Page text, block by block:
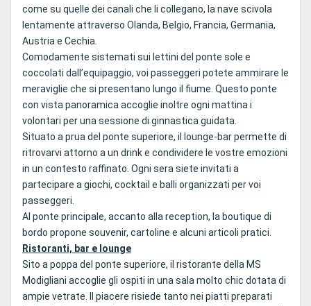
come su quelle dei canali che li collegano, la nave scivola
lentamente attraverso Olanda, Belgio, Francia, Germania,
Austria e Cechia.
Comodamente sistemati sui lettini del ponte sole e
coccolati dall’equipaggio, voi passeggeri potete ammirare le
meraviglie che si presentano lungo il fiume. Questo ponte
con vista panoramica accoglie inoltre ogni mattina i
volontari per una sessione di ginnastica guidata.
Situato a prua del ponte superiore, il lounge-bar permette di
ritrovarvi attorno a un drink e condividere le vostre emozioni
in un contesto raffinato. Ogni sera siete invitati a
partecipare a giochi, cocktail e balli organizzati per voi
passeggeri.
Al ponte principale, accanto alla reception, la boutique di
bordo propone souvenir, cartoline e alcuni articoli pratici.
Ristoranti, bar e lounge
Sito a poppa del ponte superiore, il ristorante della MS
Modigliani accoglie gli ospiti in una sala molto chic dotata di
ampie vetrate. Il piacere risiede tanto nei piatti preparati